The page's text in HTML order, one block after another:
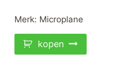
Merk: Microplane
kopen